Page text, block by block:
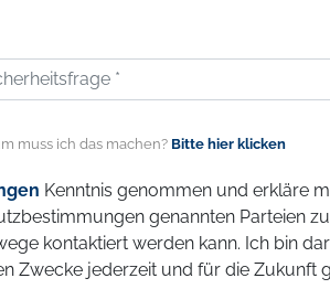
muss ich das machen? Bitte hier klicken
Kenntnis genommen und erkläre
genannten Parteien
kontaktiert werden kann. Ich bin
Zwecke jederzeit und für die